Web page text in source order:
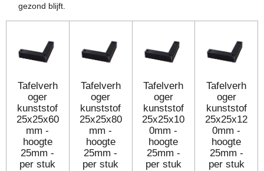
gezond blijft.
Tafelverh
oger
kunststof
25x25x60
mm -
hoogte
25mm -
per stuk
Tafelverh
oger
kunststof
25x25x80
mm -
hoogte
25mm -
per stuk
Tafelverh
oger
kunststof
25x25x10
0mm -
hoogte
25mm -
per stuk
Tafelverh
oger
kunststof
25x25x12
0mm -
hoogte
25mm -
per stuk